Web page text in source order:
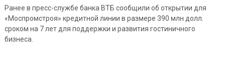
Ранее в пресс-службе банка ВТБ сообщили об открытии для
«Моспромстроя» кредитной линии в размере 390 млн долл.
сроком на 7 лет для поддержки и развития гостиничного
бизнеса.